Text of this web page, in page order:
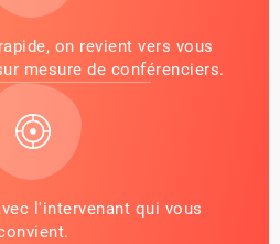
on revient vers vous
mesure de conférenciers.
l'intervenant qui vous